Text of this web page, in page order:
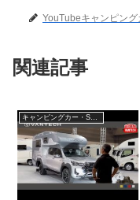
YouTubeキャンピン
関連記事
キャンピングカー・SUV人気車種